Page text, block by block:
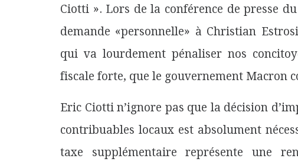
Ciotti ». Lors de la conférence de presse
demande «personnelle» à Christian
qui va lourdement pénaliser nos
fiscale forte, que le gouvernement Macron
Eric Ciotti n’ignore pas que la décision
contribuables locaux est absolument
taxe supplémentaire représente une